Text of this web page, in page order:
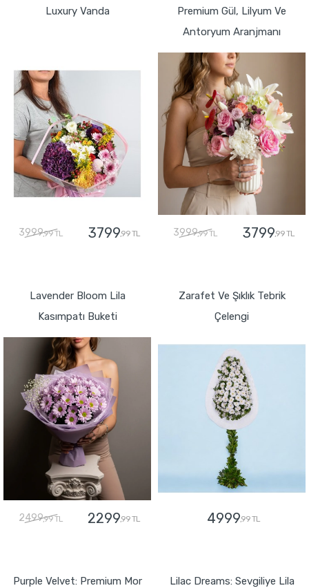
Luxury Vanda
3999,99 TL 3799,99 TL
Premium Gül, Lilyum Ve
Antoryum Aranjmanı
3999,99 TL 3799,99 TL
Lavender Bloom Lila
Kasımpatı Buketi
2499,99 TL 2299,99 TL
Zarafet Ve Şıklık Tebrik
Çelengi
4999,99 TL
Purple Velvet: Premium Mor
Lilac Dreams: Sevgiliye Lila